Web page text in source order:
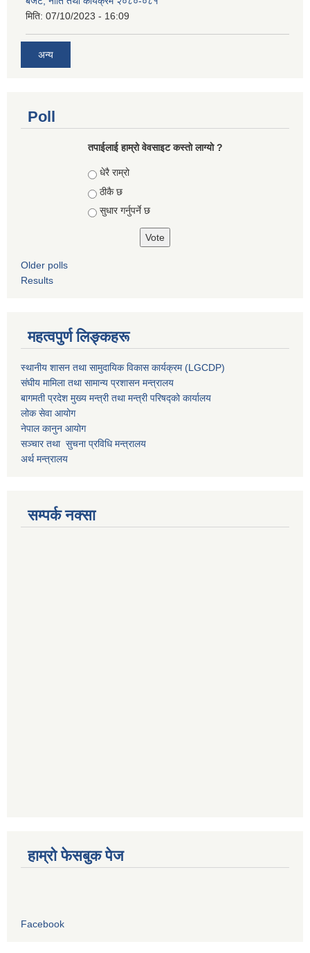
मिति: 07/10/2023 - 16:09
अन्य
Poll
तपाईलाई हाम्रो वेवसाइट कस्ताे लाग्याे ?
Choices
धेरै राम्रो
ठीकै छ
सुधार गर्नुपर्ने छ
Older polls
Results
महत्वपुर्ण लिङ्कहरू
स्थानीय शासन तथा सामुदायिक विकास कार्यक्रम (LGCDP)
संघीय मामिला तथा सामान्य प्रशासन मन्त्रालय
बागमती प्रदेश मुख्य मन्त्री तथा मन्त्री परिषद्को कार्यालय
लोक सेवा आयोग
नेपाल कानुन आयोग
सञ्चार तथा सुचना प्रविधि मन्त्रालय
अर्थ मन्त्रालय
सम्पर्क नक्सा
हाम्रो फेसबुक पेज
Facebook